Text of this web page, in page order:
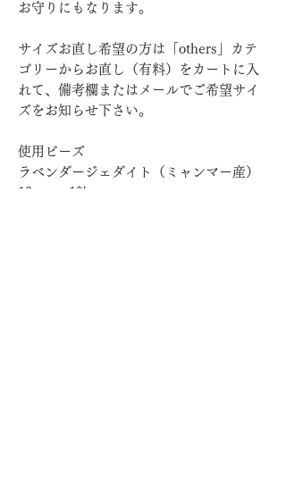
お守りにもなります。
サイズお直し希望の方は「others」カテ
ゴリーからお直し（有料）をカートに入
れて、備考欄またはメールでご希望サイ
ズをお知らせ下さい。
使用ビーズ
ラベンダージェダイト（ミャンマー産）
13mm 1粒